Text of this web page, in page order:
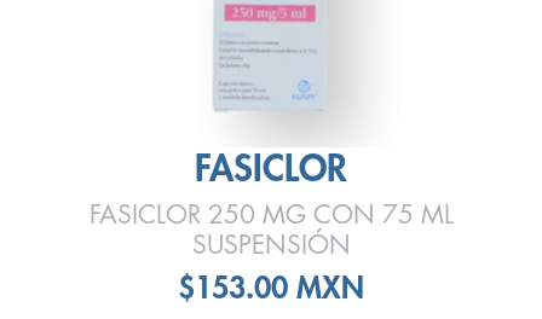
FASICLOR
FASICLOR 250 MG CON 75 ML
SUSPENSIÓN
$153.00 MXN